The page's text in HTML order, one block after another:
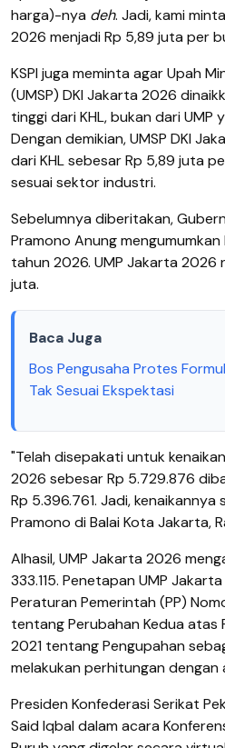
harga)-nya deh. Jadi, kami
2026 menjadi Rp 5,89 juta per
KSPI juga meminta agar Upah
(UMSP) DKI Jakarta 2026
tinggi dari KHL, bukan dari UMP
Dengan demikian, UMSP DKI
dari KHL sebesar Rp 5,89 juta
sesuai sektor industri.
Sebelumnya diberitakan,
Pramono Anung
tahun 2026. UMP Jakarta 2026
juta.
Baca Juga
Bos Pengusaha Protes
Tak Sesuai Ekspektasi
"Telah disepakati untuk
2026 sebesar Rp 5.729.876
Rp 5.396.761. Jadi, kenaikannya
Pramono di Balai Kota Jakarta,
Alhasil, UMP Jakarta 2026
333.115. Penetapan UMP
Peraturan Pemerintah (PP)
tentang Perubahan Kedua atas
2021 tentang Pengupahan
melakukan perhitungan
Presiden Konfederasi Serikat
Said Iqbal dalam acara